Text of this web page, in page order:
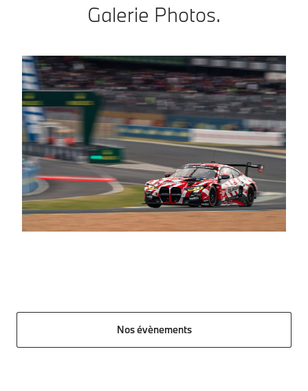
Galerie Photos.
Nos évènements